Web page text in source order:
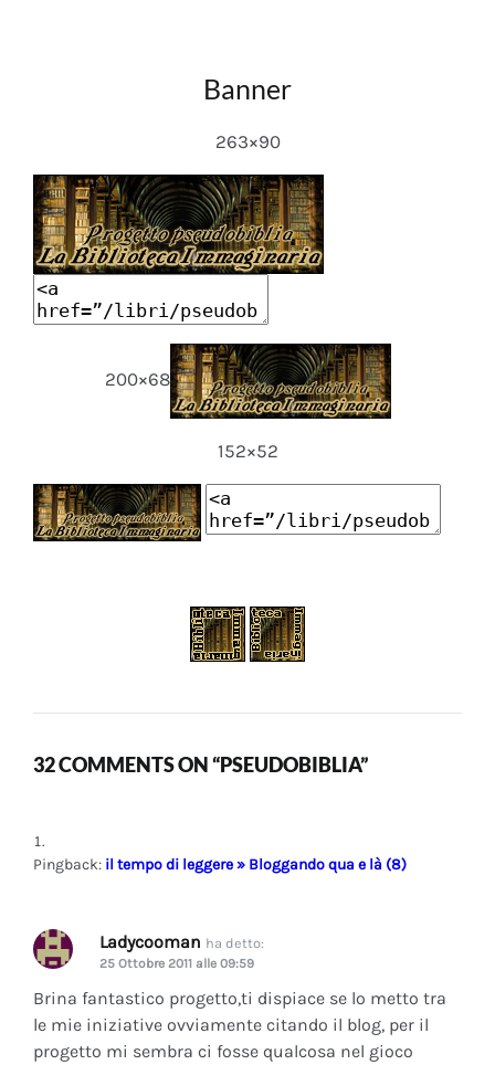
Banner
263×90
200×68
152×52
32 COMMENTS ON “PSEUDOBIBLIA”
Pingback: il tempo di leggere » Bloggando qua e là (8)
Ladycooman ha detto:
25 Ottobre 2011 alle 09:59
Brina fantastico progetto,ti dispiace se lo metto tra
le mie iniziative ovviamente citando il blog, per il
progetto mi sembra ci fosse qualcosa nel gioco